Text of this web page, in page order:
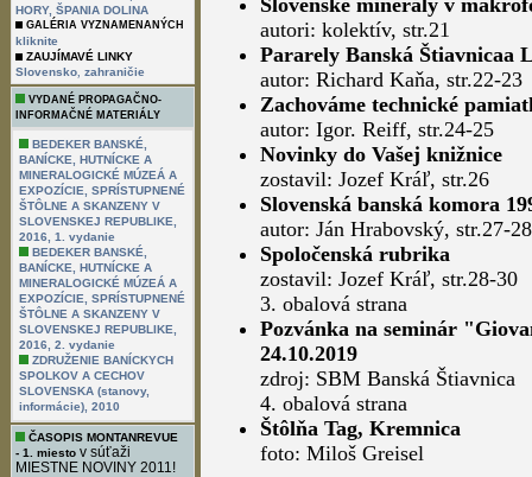
HORY, ŠPANIA DOLINA
GALÉRIA VYZNAMENANÝCH
kliknite
ZAUJÍMAVÉ LINKY
Slovensko zahraničie
VYDANÉ PROPAGAČNO-
INFORMAČNÉ MATERIÁLY
BEDEKER BANSKÉ,
BANÍCKE, HUTNÍCKE A
MINERALOGICKÉ MÚZEÁ A
EXPOZÍCIE, SPRÍSTUPNENÉ
ŠTÔLNE A SKANZENY V
SLOVENSKEJ REPUBLIKE,
2016, 1. vydanie
BEDEKER BANSKÉ,
BANÍCKE, HUTNÍCKE A
MINERALOGICKÉ MÚZEÁ A
EXPOZÍCIE, SPRÍSTUPNENÉ
ŠTÔLNE A SKANZENY V
SLOVENSKEJ REPUBLIKE,
2016, 2. vydanie
ZDRUŽENIE BANÍCKYCH
SPOLKOV A CECHOV
SLOVENSKA (stanovy,
informácie), 2010
ČASOPIS MONTANREVUE
- 1. miesto v súťaži
MIESTNE NOVINY 2011!
Slovenské minerály v
autori: kolektív, str.21
Pararely Banská Štiavnicaa
autor: Richard Kaňa, str.22-23
Zachováme technické
autor: Igor. Reiff, str.24-25
Novinky do Vašej knižnice
zostavil: Jozef Kráľ, str.26
Slovenská banská komora
autor: Ján Hrabovský, str.27-28
Spoločenská rubrika
zostavil: Jozef Kráľ, str.28-30
3. obalová strana
Pozvánka na seminár
24.10.2019
zdroj: SBM Banská Štiavnica
4. obalová strana
Štôlňa Tag, Kremnica
foto: Miloš Greisel